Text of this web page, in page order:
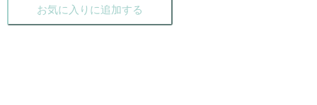
お気に入りに追加する